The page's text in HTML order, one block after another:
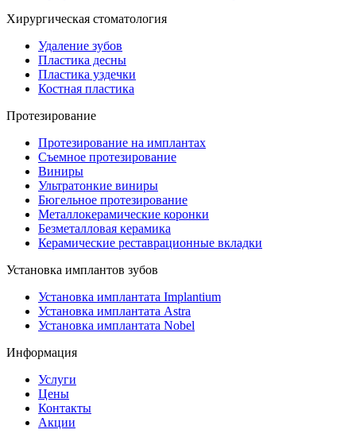
Хирургическая стоматология
Удаление зубов
Пластика десны
Пластика уздечки
Костная пластика
Протезирование
Протезирование на имплантах
Съемное протезирование
Виниры
Ультратонкие виниры
Бюгельное протезирование
Металлокерамические коронки
Безметалловая керамика
Керамические реставрационные вкладки
Установка имплантов зубов
Установка имплантата Implantium
Установка имплантата Astra
Установка имплантата Nobel
Информация
Услуги
Цены
Контакты
Акции